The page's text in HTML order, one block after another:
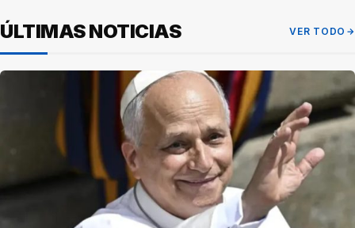
ÚLTIMAS NOTICIAS VER TODO